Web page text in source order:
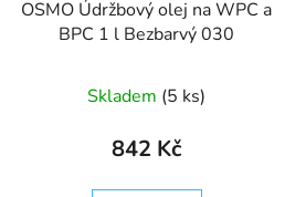
OSMO Údržbový olej na WPC a
BPC 1 l Bezbarvý 030
Skladem (5 ks)
842 Kč